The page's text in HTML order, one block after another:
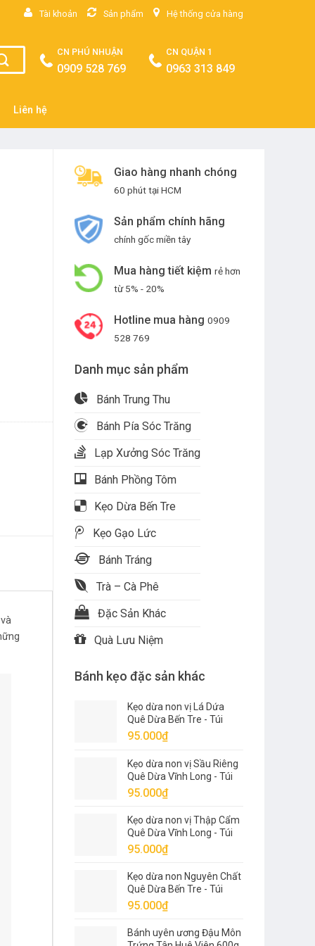
Tài khoản Sản phẩm Hệ thống cửa hàng
CN PHÚ NHUẬN
0909 528 769
CN QUẬN 1
0963 313 849
Liên hệ
Giao hàng nhanh chóng
60 phút tại HCM
Sản phẩm chính hãng
chính gốc miền tây
Mua hàng tiết kiệm rẻ hơn
từ 5% - 20%
Hotline mua hàng 0909
528 769
Danh mục sản phẩm
Bánh Trung Thu
Bánh Pía Sóc Trăng
Lạp Xưởng Sóc Trăng
Bánh Phồng Tôm
Kẹo Dừa Bến Tre
Kẹo Gạo Lức
Bánh Tráng
Trà – Cà Phê
Đặc Sản Khác
Quà Lưu Niệm
Bánh kẹo đặc sản khác
Kẹo dừa non vị Lá Dứa
Quê Dừa Bến Tre - Túi
500g
95.000₫
Kẹo dừa non vị Sầu Riêng
Quê Dừa Vĩnh Long - Túi
500g
95.000₫
Kẹo dừa non vị Thập Cẩm
Quê Dừa Vĩnh Long - Túi
500g
95.000₫
Kẹo dừa non Nguyên Chất
Quê Dừa Bến Tre - Túi
500g
95.000₫
Bánh uyên ương Đậu Môn